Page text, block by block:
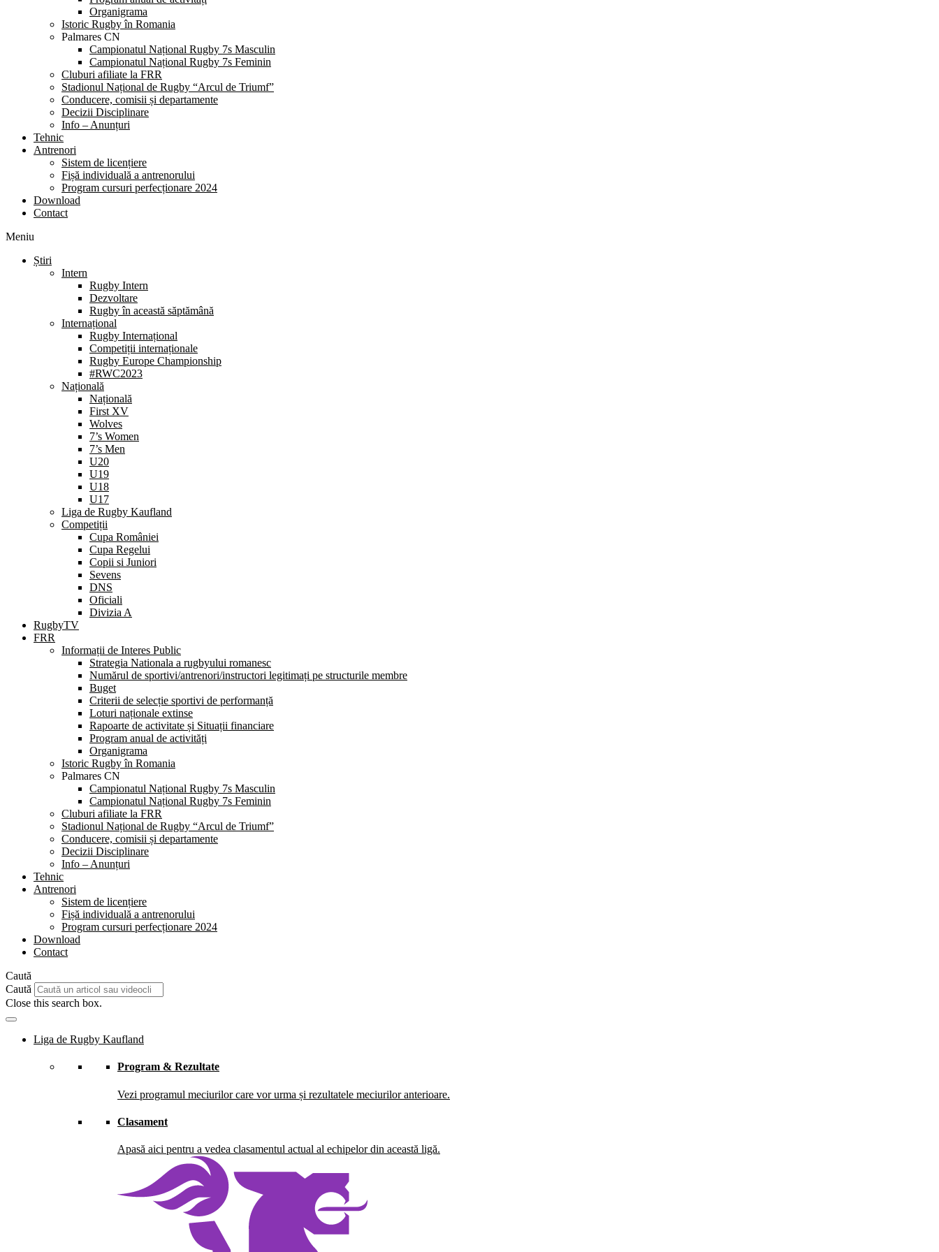
Organigrama
Istoric Rugby în Romania
Palmares CN
Campionatul Național Rugby 7s Masculin
Campionatul Național Rugby 7s Feminin
Cluburi afiliate la FRR
Stadionul Național de Rugby “Arcul de Triumf”
Conducere, comisii și departamente
Decizii Disciplinare
Info – Anunțuri
Tehnic
Antrenori
Sistem de licențiere
Fișă individuală a antrenorului
Program cursuri perfecționare 2024
Download
Contact
Meniu
Știri
Intern
Rugby Intern
Dezvoltare
Rugby în această săptămână
Internațional
Rugby Internațional
Competiții internaționale
Rugby Europe Championship
#RWC2023
Națională
Națională
First XV
Wolves
7’s Women
7’s Men
U20
U19
U18
U17
Liga de Rugby Kaufland
Competiții
Cupa României
Cupa Regelui
Copii si Juniori
Sevens
DNS
Oficiali
Divizia A
RugbyTV
FRR
Informații de Interes Public
Strategia Nationala a rugbyului romanesc
Numărul de sportivi/antrenori/instructori legitimați pe structurile membre
Buget
Criterii de selecție sportivi de performanță
Loturi naționale extinse
Rapoarte de activitate și Situații financiare
Program anual de activități
Organigrama
Istoric Rugby în Romania
Palmares CN
Campionatul Național Rugby 7s Masculin
Campionatul Național Rugby 7s Feminin
Cluburi afiliate la FRR
Stadionul Național de Rugby “Arcul de Triumf”
Conducere, comisii și departamente
Decizii Disciplinare
Info – Anunțuri
Tehnic
Antrenori
Sistem de licențiere
Fișă individuală a antrenorului
Program cursuri perfecționare 2024
Download
Contact
Caută
Caută
Close this search box.
Liga de Rugby Kaufland
Program & Rezultate
Vezi programul meciurilor care vor urma și rezultatele meciurilor anterioare.
Clasament
Apasă aici pentru a vedea clasamentul actual al echipelor din această ligă.